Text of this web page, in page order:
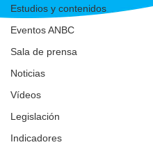
Estudios y contenidos
Eventos ANBC
Sala de prensa
Noticias
Vídeos
Legislación
Indicadores